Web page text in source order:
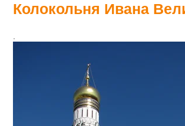
Колокольня Ивана
.